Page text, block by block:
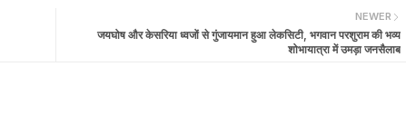
NEWER
जयघोष और केसरिया ध्वजों से गुंजायमान हुआ लेकसिटी, भगवान परशुराम की भव्य
शोभायात्रा में उमड़ा जनसैलाब